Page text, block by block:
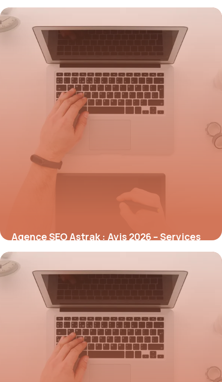
Stories 2026
9 juillet 2026
Agence SEO Astrak : Avis 2026 – Services
Référencement
8 juillet 2026